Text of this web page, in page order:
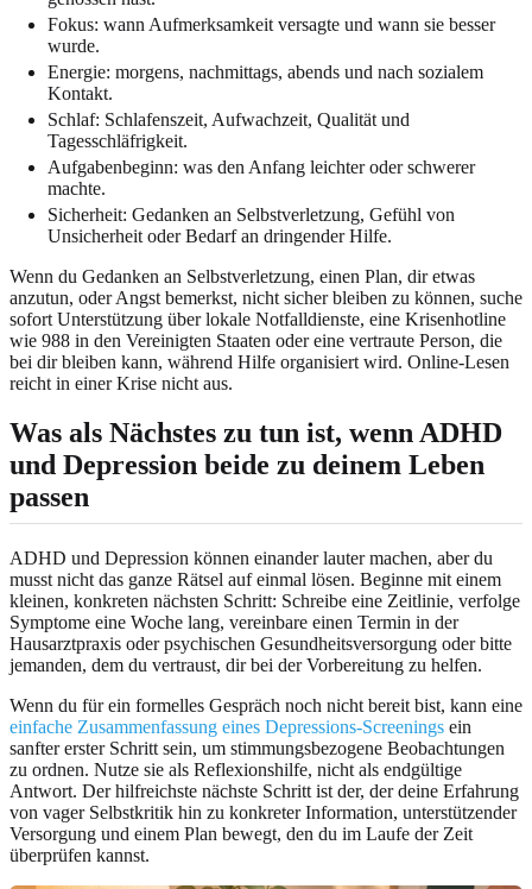
Fokus: wann Aufmerksamkeit versagte und wann sie besser
wurde.
Energie: morgens, nachmittags, abends und nach sozialem
Kontakt.
Schlaf: Schlafenszeit, Aufwachzeit, Qualität und
Tagesschläfrigkeit.
Aufgabenbeginn: was den Anfang leichter oder schwerer
machte.
Sicherheit: Gedanken an Selbstverletzung, Gefühl von
Unsicherheit oder Bedarf an dringender Hilfe.
Wenn du Gedanken an Selbstverletzung, einen Plan, dir etwas
anzutun, oder Angst bemerkst, nicht sicher bleiben zu können, suche
sofort Unterstützung über lokale Notfalldienste, eine Krisenhotline
wie 988 in den Vereinigten Staaten oder eine vertraute Person, die
bei dir bleiben kann, während Hilfe organisiert wird. Online-Lesen
reicht in einer Krise nicht aus.
Was als Nächstes zu tun ist, wenn ADHD
und Depression beide zu deinem Leben
passen
ADHD und Depression können einander lauter machen, aber du
musst nicht das ganze Rätsel auf einmal lösen. Beginne mit einem
kleinen, konkreten nächsten Schritt: Schreibe eine Zeitlinie, verfolge
Symptome eine Woche lang, vereinbare einen Termin in der
Hausarztpraxis oder psychischen Gesundheitsversorgung oder bitte
jemanden, dem du vertraust, dir bei der Vorbereitung zu helfen.
Wenn du für ein formelles Gespräch noch nicht bereit bist, kann eine
einfache Zusammenfassung eines Depressions-Screenings ein
sanfter erster Schritt sein, um stimmungsbezogene Beobachtungen
zu ordnen. Nutze sie als Reflexionshilfe, nicht als endgültige
Antwort. Der hilfreichste nächste Schritt ist der, der deine Erfahrung
von vager Selbstkritik hin zu konkreter Information, unterstützender
Versorgung und einem Plan bewegt, den du im Laufe der Zeit
überprüfen kannst.